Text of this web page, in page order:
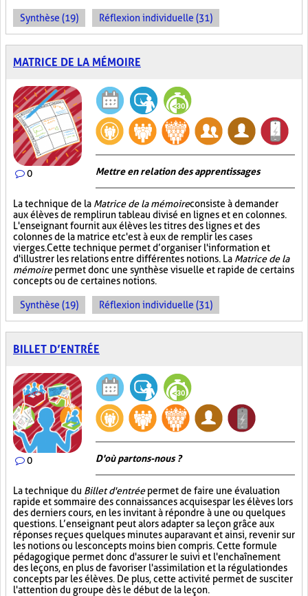
Synthèse (19) Réflexion individuelle (31)
MATRICE DE LA MÉMOIRE
0 Mettre en relation des apprentissages
La technique de la Matrice de la mémoireconsiste à demander
aux élèves de remplir un tableau divisé en lignes et en colonnes.
L'enseignant fournit aux élèves les titres des lignes et des
colonnes de la matrice et c'est à eux de remplir les cases
vierges. Cette technique permet d’organiser l'information et
d'illustrer les relations entre différentes notions. La Matrice de la
mémoirepermet donc une synthèse visuelle et rapide de certains
concepts ou de certaines notions.
Synthèse (19) Réflexion individuelle (31)
BILLET D’ENTRÉE
0 D'où partons-nous ?
La technique du Billet d'entréepermet de faire une évaluation
rapide et sommaire des connaissances acquises par les élèves lors
des derniers cours, en les invitant à répondre à une ou quelques
questions. L’enseignant peut alors adapter sa leçon grâce aux
réponses reçues quelques minutes auparavant et ainsi, revenir sur
les notions ou les concepts moins bien compris. Cette formule
pédagogique permet donc d'assurer le suivi et l'enchaînement
des leçons, en plus de favoriser l'assimilation et la régulation des
concepts par les élèves. De plus, cette activité permet de susciter
l'attention du groupe dès le début de la leçon.